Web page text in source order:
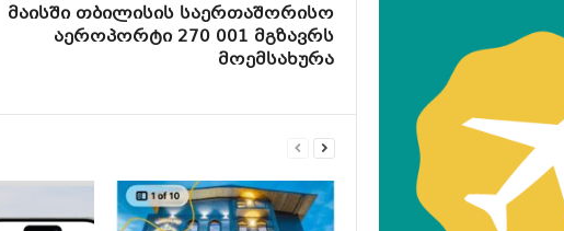
მაისში თბილისის საერთაშორისო
აეროპორტი 270 001 მგზავრს
მოემსახურა